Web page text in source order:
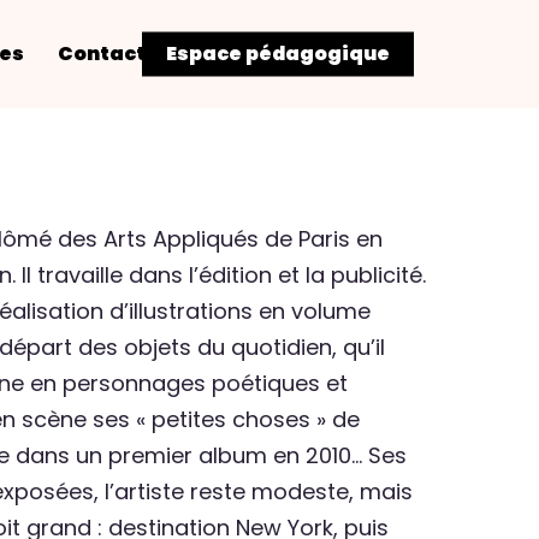
Contact Espace pédagogique
des Arts Appliqués de Paris en
Il travaille dans l’édition et la publicité.
d’illustrations en volume
des objets du quotidien, qu’il
en personnages poétiques et
scène ses « petites choses » de
un premier album en 2010… Ses
l’artiste reste modeste, mais
grand : destination New York, puis